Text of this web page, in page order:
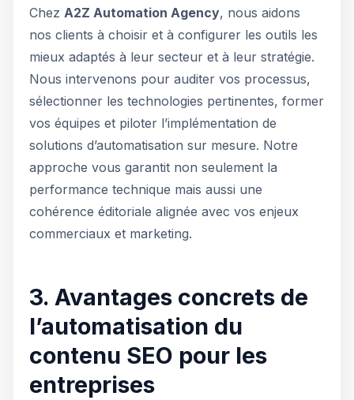
Chez A2Z Automation Agency, nous aidons
nos clients à choisir et à configurer les outils les
mieux adaptés à leur secteur et à leur stratégie.
Nous intervenons pour auditer vos processus,
sélectionner les technologies pertinentes, former
vos équipes et piloter l’implémentation de
solutions d’automatisation sur mesure. Notre
approche vous garantit non seulement la
performance technique mais aussi une
cohérence éditoriale alignée avec vos enjeux
commerciaux et marketing.
3. Avantages concrets de
l’automatisation du
contenu SEO pour les
entreprises